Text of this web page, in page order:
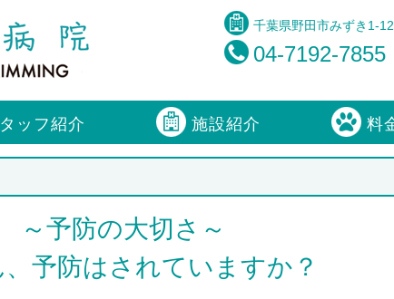
千葉県野田市みずき1-
04-7192-7855
ッフ紹介 施設紹介 料
～予防の大切さ～
予防はされていますか？